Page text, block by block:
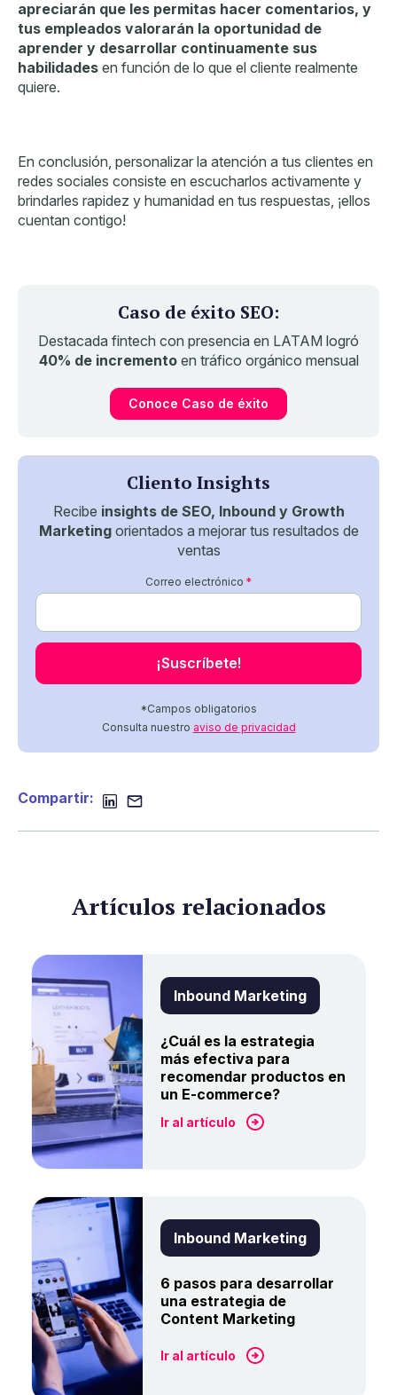
apreciarán que les permitas hacer comentarios, y
tus empleados valorarán la oportunidad de
aprender y desarrollar continuamente sus
habilidades en función de lo que el cliente realmente
quiere.
En conclusión, personalizar la atención a tus clientes en
redes sociales consiste en escucharlos activamente y
brindarles rapidez y humanidad en tus respuestas, ¡ellos
cuentan contigo!
Caso de éxito SEO:
Destacada fintech con presencia en LATAM logró
40% de incrementoen tráfico orgánico mensual
Conoce Caso de éxito
Cliento Insights
Recibe insights de SEO, Inbound y Growth
Marketingorientados a mejorar tus resultados de
ventas
Correo electrónico *
*Campos obligatorios
Consulta nuestro aviso de privacidad
Compartir:
Artículos relacionados
Inbound Marketing
¿Cuál es la estrategia
más efectiva para
recomendar productos en
un E-commerce?
Ir al artículo
Inbound Marketing
6 pasos para desarrollar
una estrategia de
Content Marketing
Ir al artículo